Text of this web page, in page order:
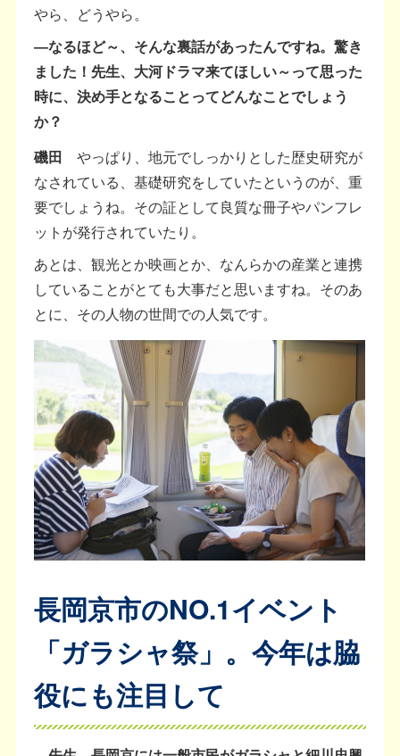
やら、どうやら。
―なるほど～、そんな裏話があったんですね。驚き
ました！先生、大河ドラマ来てほしい～って思った
時に、決め手となることってどんなことでしょう
か？
磯田 やっぱり、地元でしっかりとした歴史研究が
なされている、基礎研究をしていたというのが、重
要でしょうね。その証として良質な冊子やパンフレ
ットが発行されていたり。
あとは、観光とか映画とか、なんらかの産業と連携
していることがとても大事だと思いますね。そのあ
とに、その人物の世間での人気です。
長岡京市のNO.1イベント
「ガラシャ祭」。今年は脇
役にも注目して